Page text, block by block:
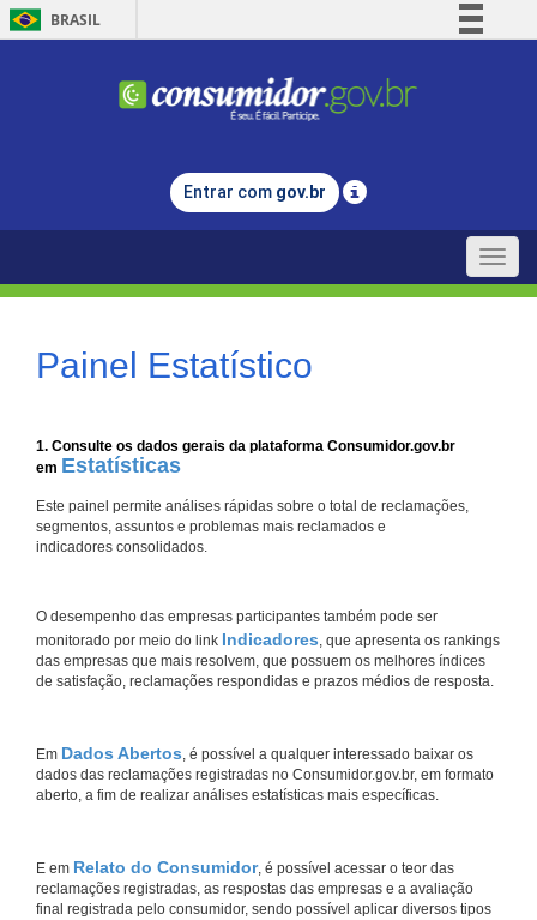
BRASIL
Comunica BR
Legislação
Entrar com gov.br
Toggle
Painel Estatístico
1. Consulte os dados gerais da plataforma Consumidor.gov.br
em Estatísticas
Este painel permite análises rápidas sobre o total de reclamações,
segmentos, assuntos e problemas mais reclamados e
indicadores consolidados.
O desempenho das empresas participantes também pode ser
monitorado por meio do link Indicadores, que apresenta os rankings
das empresas que mais resolvem, que possuem os melhores índices
de satisfação, reclamações respondidas e prazos médios de resposta.
Em Dados Abertos, é possível a qualquer interessado baixar os
dados das reclamações registradas no Consumidor.gov.br, em formato
aberto, a fim de realizar análises estatísticas mais específicas.
E em Relato do Consumidor, é possível acessar o teor das
reclamações registradas, as respostas das empresas e a avaliação
final registrada pelo consumidor, sendo possível aplicar diversos tipos